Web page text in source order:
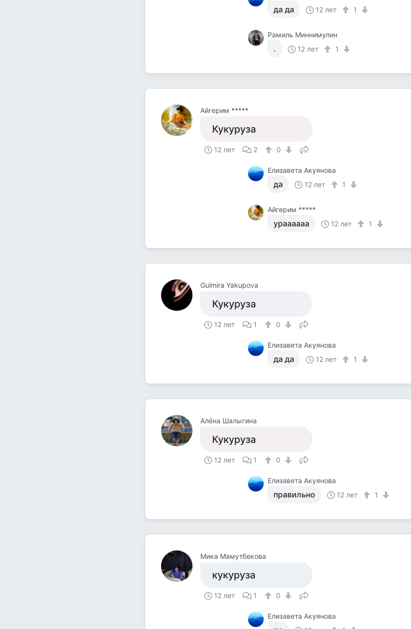
да да 12 лет 1
Рамиль Миннимулин
. 12 лет 1
Айгерим *****
Кукуруза
12 лет 2 0
Елизавета Акуянова
да 12 лет 1
Айгерим *****
ураааааа 12 лет 1
Gulmira Yakupova
Кукуруза
12 лет 1 0
Елизавета Акуянова
да да 12 лет 1
Алёна Шалыгина
Кукуруза
12 лет 1 0
Елизавета Акуянова
правильно 12 лет 1
Мика Мамутбекова
кукуруза
12 лет 1 0
Елизавета Акуянова